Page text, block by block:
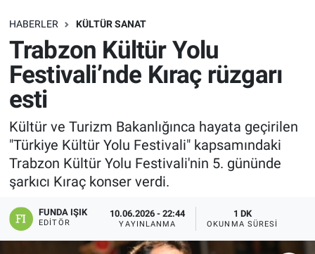
HABERLER KÜLTÜR SANAT
Trabzon Kültür Yolu
Festivali’nde Kıraç rüzgarı
esti
Kültür ve Turizm Bakanlığınca hayata geçirilen
"Türkiye Kültür Yolu Festivali" kapsamındaki
Trabzon Kültür Yolu Festivali'nin 5. gününde
şarkıcı Kıraç konser verdi.
FUNDA IŞIK
EDITÖR
10.06.2026 - 22:44
YAYINLANMA
1 DK
OKUNMA SÜRESI
SAĞLIK
EKONOMİ
EĞİTİM
ÖZEL HABER
Keşfet
ASTROLOJİ
MANŞET